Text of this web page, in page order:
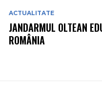
ACTUALITATE
JANDARMUL OLTEAN
ROMÂNIA